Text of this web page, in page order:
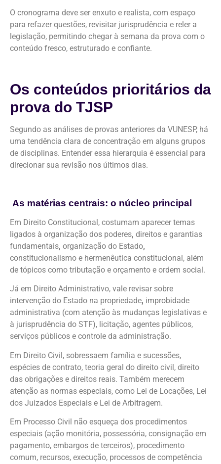
O cronograma deve ser enxuto e realista, com espaço
para refazer questões, revisitar jurisprudência e reler a
legislação, permitindo chegar à semana da prova com o
conteúdo fresco, estruturado e confiante.
Os conteúdos prioritários da
prova do TJSP
Segundo as análises de provas anteriores da VUNESP, há
uma tendência clara de concentração em alguns grupos
de disciplinas. Entender essa hierarquia é essencial para
direcionar sua revisão nos últimos dias.
As matérias centrais: o núcleo principal
Em Direito Constitucional, costumam aparecer temas
ligados à organização dos poderes, direitos e garantias
fundamentais, organização do Estado,
constitucionalismo e hermenêutica constitucional, além
de tópicos como tributação e orçamento e ordem social.
Já em Direito Administrativo, vale revisar sobre
intervenção do Estado na propriedade, improbidade
administrativa (com atenção às mudanças legislativas e
à jurisprudência do STF), licitação, agentes públicos,
serviços públicos e controle da administração.
Em Direito Civil, sobressaem família e sucessões,
espécies de contrato, teoria geral do direito civil, direito
das obrigações e direitos reais. Também merecem
atenção as normas especiais, como Lei de Locações, Lei
dos Juizados Especiais e Lei de Arbitragem.
Em Processo Civil não esqueça dos procedimentos
especiais (ação monitória, possessória, consignação em
pagamento, embargos de terceiros), procedimento
comum, recursos, execução, processos de competência